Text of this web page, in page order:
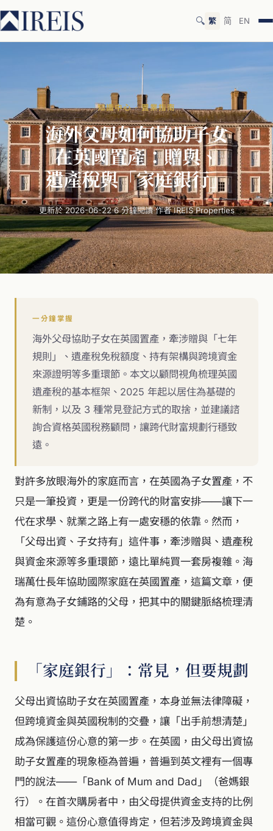
🔍 繁 简 EN
知識中心 · 置業指南
海外父母如何協助子女
在英國置產：贈與、
遺產稅與「家庭銀行」
更新於 2026-06-22·6 分鐘閱讀·作者 IREIS Properties
一分鐘掌握
海外父母協助子女在英國置產，牽涉贈與「七年
規則」、遺產稅免稅額度、持有架構與跨境資金
來源證明等多重環節。本文以顧問視角梳理英國
遺產稅的基本框架、2025 年起以居住為基礎的
新制，以及 3 種常見登記方式的取捨，並建議諮
詢合資格英國稅務顧問，讓跨代財富規劃行穩致
遠。
對許多放眼海外的家庭而言，在英國為子女置產，不
只是一筆投資，更是一份跨代的財富安排——讓下一
代在求學、就業之路上有一處安穩的依靠。然而，
「父母出資、子女持有」這件事，牽涉贈與、遺產稅
與資金來源等多重環節，遠比單純買一套房複雜。海
瑞萬仕長年協助國際家庭在英國置產，這篇文章，便
為有意為子女鋪路的父母，把其中的關鍵脈絡梳理清
楚。
「家庭銀行」：常見，但要規劃
父母出資協助子女在英國置產，本身並無法律障礙，
但跨境資金與英國稅制的交疊，讓「出手前想清楚」
成為保護這份心意的第一步。在英國，由父母出資協
助子女置產的現象極為普遍，普遍到英文裡有一個專
門的說法——「Bank of Mum and Dad」（爸媽銀
行）。在首次購房者中，由父母提供資金支持的比例
相當可觀。這份心意值得肯定，但若涉及跨境資金與